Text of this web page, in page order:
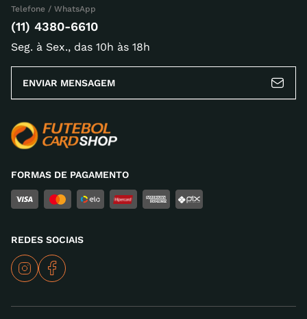
Telefone / WhatsApp
(11) 4380-6610
Seg. à Sex., das 10h às 18h
ENVIAR MENSAGEM
FORMAS DE PAGAMENTO
REDES SOCIAIS